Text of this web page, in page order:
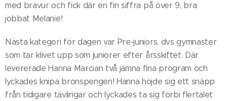
med bravur och fick där en fin siffra på över 9, bra
jobbat Melanie!
Nästa kategori för dagen var Pre-juniors, dvs gymnaster
som tar klivet upp som juniorer efter årsskiftet. Där
levererade Hanna Marcian två jämna fina program och
lyckades knipa bronspengen! Hanna höjde sig ett snäpp
från tidigare tävlingar och lyckades ta sig förbi flertalet